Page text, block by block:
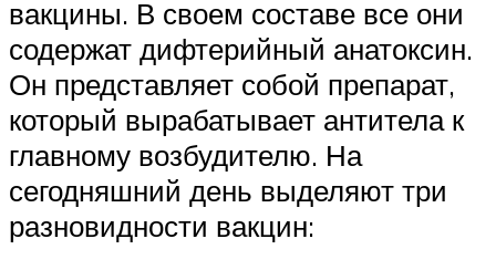
вакцины. В своем составе все они
содержат дифтерийный анатоксин.
Он представляет собой препарат,
который вырабатывает антитела к
главному возбудителю. На
сегодняшний день выделяют три
разновидности вакцин: